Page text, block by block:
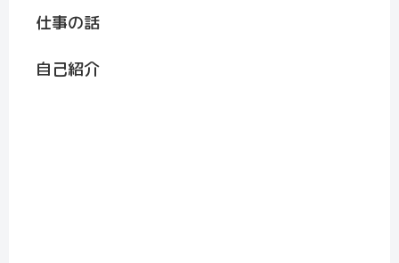
仕事の話
自己紹介